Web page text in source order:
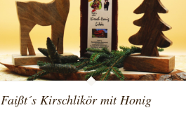
Faißt´s Kirschlikör mit Honig